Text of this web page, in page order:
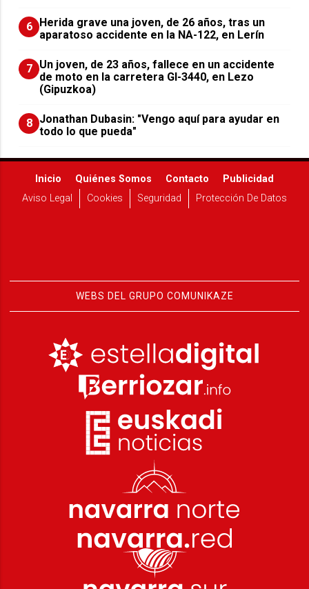
6 Herida grave una joven, de 26 años, tras un
aparatoso accidente en la NA-122, en Lerín
7 Un joven, de 23 años, fallece en un accidente
de moto en la carretera GI-3440, en Lezo
(Gipuzkoa)
8 Jonathan Dubasin: "Vengo aquí para ayudar en
todo lo que pueda"
Inicio Quiénes Somos Contacto
Publicidad
Aviso Legal
Cookies Seguridad Protección De Datos
WEBS DEL GRUPO COMUNIKAZE